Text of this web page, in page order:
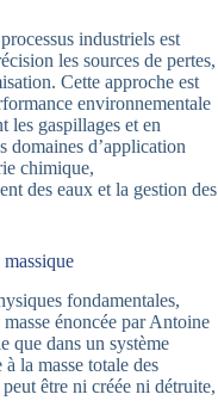
industriels est
les sources de pertes,
Cette approche est
environnementale
les gaspillages et en
domaines d’application
chimique,
des eaux et la gestion des
fondamentales,
énoncée par Antoine
dans un système
la masse totale des
être ni créée ni détruite,